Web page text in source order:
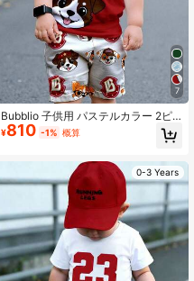
7
Bubblio 子供用 パステルカラー 2ピ
ースセット カジュアル ラウンドネッ
ク 半袖 ショーツ 夏に適しています
¥810 -1% 概算
0-3 Years